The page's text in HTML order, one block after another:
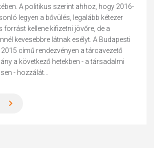
A politikus szerint ahhoz, hogy 2016-
legyen a bővülés, legalább kétezer
forrást kellene kifizetni jövőre, de a
kevesebbre látnak esélyt. A Budapesti
című rendezvényen a tárcavezető
a következő hetekben - a társadalmi
- hozzálát...